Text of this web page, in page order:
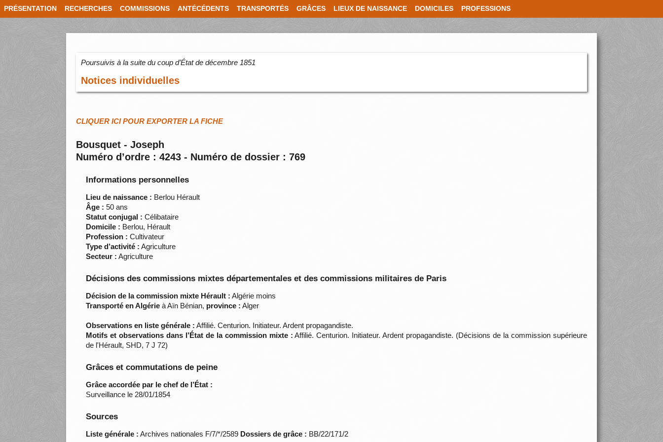
PRÉSENTATION RECHERCHES COMMISSIONS ANTÉCÉDENTS TRANSPORTÉS GRÂCES LIEUX DE NAISSANCE DOMICILES PROFESSIONS
Poursuivis à la suite du coup d’État de décembre 1851
Notices individuelles
CLIQUER ICI POUR EXPORTER LA FICHE
Bousquet - Joseph
Numéro d’ordre : 4243 - Numéro de dossier : 769
Informations personnelles
Lieu de naissance : Berlou Hérault
Âge : 50 ans
Statut conjugal : Célibataire
Domicile : Berlou, Hérault
Profession : Cultivateur
Type d’activité : Agriculture
Secteur : Agriculture
Décisions des commissions mixtes départementales et des commissions militaires de Paris
Décision de la commission mixte Hérault : Algérie moins
Transporté en Algérie à Aïn Bénian, province : Alger
Observations en liste générale : Affilié. Centurion. Initiateur. Ardent propagandiste.
Motifs et observations dans l’État de la commission mixte : Affilié. Centurion. Initiateur. Ardent propagandiste. (Décisions de la commission supérieure
de l'Hérault, SHD, 7 J 72)
Grâces et commutations de peine
Grâce accordée par le chef de l’État :
Surveillance le 28/01/1854
Sources
Liste générale : Archives nationales F/7/*/2589 Dossiers de grâce : BB/22/171/2